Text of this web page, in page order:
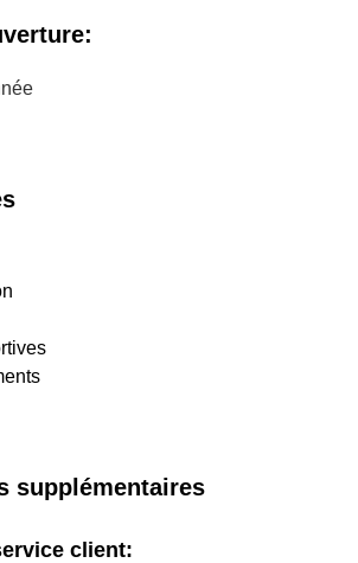
supplémentaires
client: